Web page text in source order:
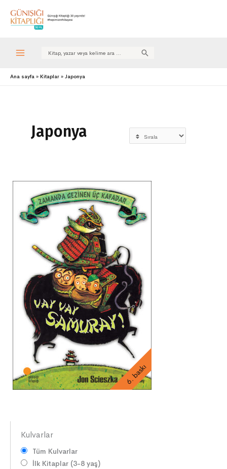
Search
Ana sayfa Kitaplar Japonya
Japonya
6. baskı
Kulvarlar
Tüm Kulvarlar
İlk Kitaplar (3-8 yaş)